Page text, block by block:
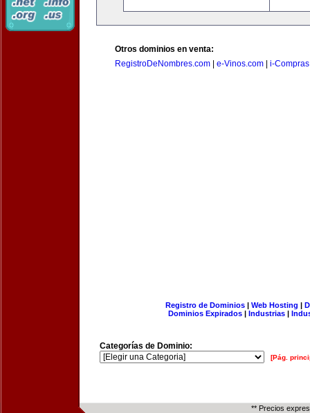
Otros dominios en venta:
RegistroDeNombres.com
e-Vinos.com i-
Registro de Dominios| Web Hosting |
Dominios Expirados | Industrias |
Categorías de Dominio:
[Pág.
** Precios